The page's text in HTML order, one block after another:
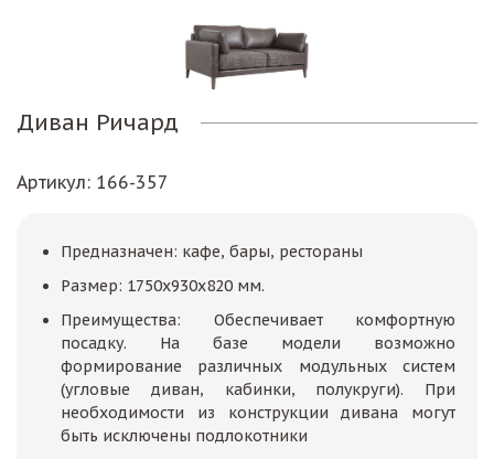
Диван Ричард
Артикул: 166-357
Предназначен: кафе, бары, рестораны
Размер: 1750х930х820 мм.
Преимущества: Обеспечивает комфортную
посадку. На базе модели возможно
формирование различных модульных систем
(угловые диван, кабинки, полукруги). При
необходимости из конструкции дивана могут
быть исключены подлокотники